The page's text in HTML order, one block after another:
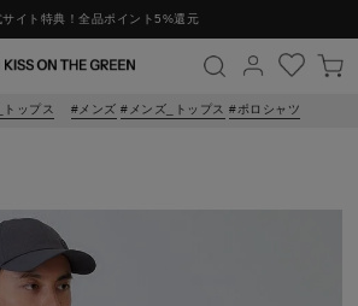
サイト特典！全品ポイント5%還元
トップス メンズ メンズ_トップス ポロシャツ